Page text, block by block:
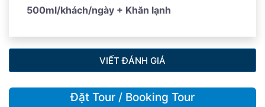
500ml/khách/ngày + Khăn lạnh
VIẾT ĐÁNH GIÁ
Đặt Tour / Booking Tour